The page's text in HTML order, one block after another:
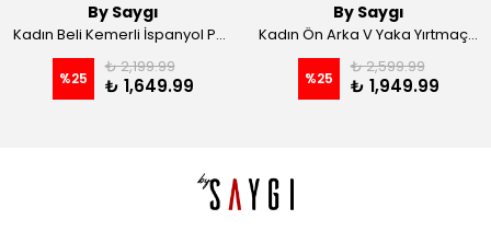
By Saygı
Kadın Beli Kemerli İspanyol Paça Likralı Krep Pantolon - Kahve
%25
₺ 2,199.99
₺ 1,649.99
By Saygı
Kadın Ön Arka V Yaka Yırtmaçlı Likralı Scuba Midi Elbise - Siyah
%25
₺ 2,599.99
₺ 1,949.99